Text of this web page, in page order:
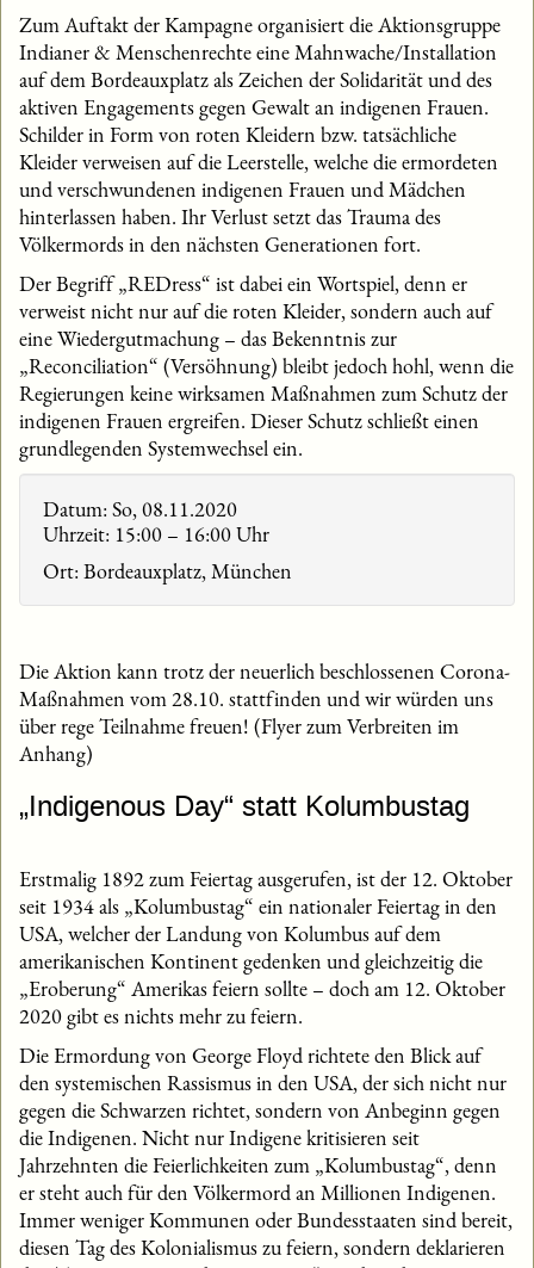
Zum Auftakt der Kampagne organisiert die Aktionsgruppe
Indianer & Menschenrechte eine Mahnwache/Installation
auf dem Bordeauxplatz als Zeichen der Solidarität und des
aktiven Engagements gegen Gewalt an indigenen Frauen.
Schilder in Form von roten Kleidern bzw. tatsächliche
Kleider verweisen auf die Leerstelle, welche die ermordeten
und verschwundenen indigenen Frauen und Mädchen
hinterlassen haben. Ihr Verlust setzt das Trauma des
Völkermords in den nächsten Generationen fort.
Der Begriff „REDress“ ist dabei ein Wortspiel, denn er
verweist nicht nur auf die roten Kleider, sondern auch auf
eine Wiedergutmachung – das Bekenntnis zur
„Reconciliation“ (Versöhnung) bleibt jedoch hohl, wenn die
Regierungen keine wirksamen Maßnahmen zum Schutz der
indigenen Frauen ergreifen. Dieser Schutz schließt einen
grundlegenden Systemwechsel ein.
Datum: So, 08.11.2020
Uhrzeit: 15:00 – 16:00 Uhr
Ort: Bordeauxplatz, München
Die Aktion kann trotz der neuerlich beschlossenen Corona-
Maßnahmen vom 28.10. stattfinden und wir würden uns
über rege Teilnahme freuen! (Flyer zum Verbreiten im
Anhang)
„Indigenous Day“ statt Kolumbustag
Erstmalig 1892 zum Feiertag ausgerufen, ist der 12. Oktober
seit 1934 als „Kolumbustag“ ein nationaler Feiertag in den
USA, welcher der Landung von Kolumbus auf dem
amerikanischen Kontinent gedenken und gleichzeitig die
„Eroberung“ Amerikas feiern sollte – doch am 12. Oktober
2020 gibt es nichts mehr zu feiern.
Die Ermordung von George Floyd richtete den Blick auf
den systemischen Rassismus in den USA, der sich nicht nur
gegen die Schwarzen richtet, sondern von Anbeginn gegen
die Indigenen. Nicht nur Indigene kritisieren seit
Jahrzehnten die Feierlichkeiten zum „Kolumbustag“, denn
er steht auch für den Völkermord an Millionen Indigenen.
Immer weniger Kommunen oder Bundesstaaten sind bereit,
diesen Tag des Kolonialismus zu feiern, sondern deklarieren